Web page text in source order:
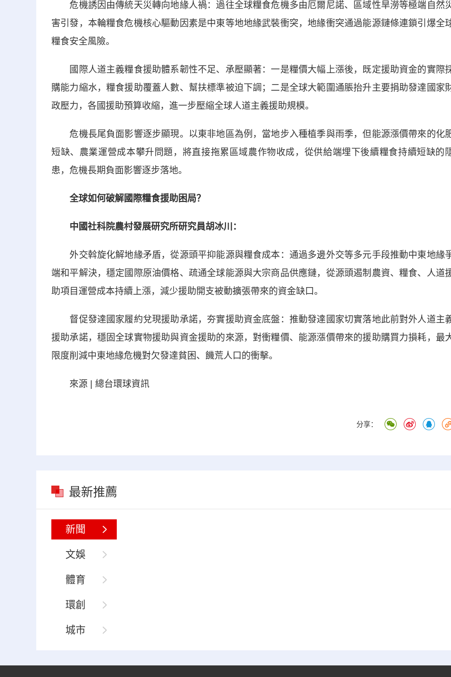
危機誘因由傳統天災轉向地緣人禍：過往全球糧食危機多由厄爾尼諾、區域性旱澇等極端自然
害引發，本輪糧食危機核心驅動因素是中東等地地緣武裝衝突，地緣衝突通過能源鏈條連鎖引爆全
糧食安全風險。
國際人道主義糧食援助體系韌性不足、承壓顯著：一是糧價大幅上漲後，既定援助資金的實際
購能力縮水，糧食援助覆蓋人數、幫扶標準被迫下調；二是全球大範圍通脹抬升主要捐助發達國家
政壓力，各國援助預算收縮，進一步壓縮全球人道主義援助規模。
危機長尾負面影響逐步顯現。以東非地區為例，當地步入種植季與雨季，但能源漲價帶來的化
短缺、農業運營成本攀升問題，將直接拖累區域農作物收成，從供給端埋下後續糧食持續短缺的
患，危機長期負面影響逐步落地。
全球如何破解國際糧食援助困局？
中國社科院農村發展研究所研究員胡冰川：
外交斡旋化解地緣矛盾，從源頭平抑能源與糧食成本：通過多邊外交等多元手段推動中東地緣
端和平解決，穩定國際原油價格、疏通全球能源與大宗商品供應鏈，從源頭遏制農資、糧食、人道
助項目運營成本持續上漲，減少援助開支被動擴張帶來的資金缺口。
督促發達國家履約兌現援助承諾，夯實援助資金底盤：推動發達國家切實落地此前對外人道主
援助承諾，穩固全球實物援助與資金援助的來源，對衝糧價、能源漲價帶來的援助購買力損耗，最
限度削減中東地緣危機對欠發達貧困、饑荒人口的衝擊。
來源 | 總台環球資訊
分享：
最新推薦
新聞
文娛
體育
環創
城市